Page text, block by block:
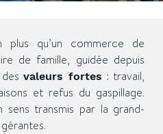
qu’un commerce de
de famille, guidée depuis
desvaleurs fortes : travail,
et refus du gaspillage.
sens transmis par la grand-